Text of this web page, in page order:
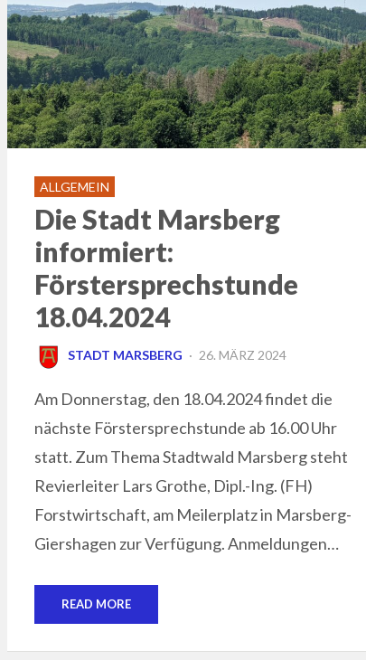
ALLGEMEIN
Die Stadt Marsberg
informiert:
Förstersprechstunde
18.04.2024
STADT MARSBERG
POSTED
26. MÄRZ 2024
Am Donnerstag, den 18.04.2024 findet die
nächste Förstersprechstunde ab 16.00 Uhr
statt. Zum Thema Stadtwald Marsberg steht
Revierleiter Lars Grothe, Dipl.-Ing. (FH)
Forstwirtschaft, am Meilerplatz in Marsberg-
Giershagen zur Verfügung. Anmeldungen…
READ MORE